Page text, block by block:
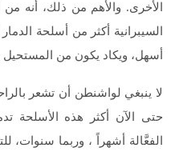
الأخرى. والأهم من ذلك، أنه
السيبرانية أكثر من أسلحة
أسهل، ويكاد يكون من المستحيل
لا ينبغي لواشنطن أن تشعر
حتى الآن أكثر هذه الأسلحة
الفعَّالة أشهراً ، وربما سنوات،